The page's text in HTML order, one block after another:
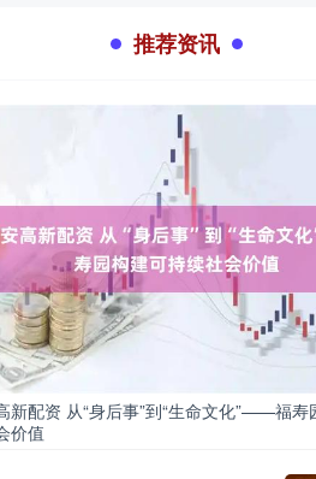
推荐资讯
新配资 从“身后事”到“生命文化”——福寿
价值